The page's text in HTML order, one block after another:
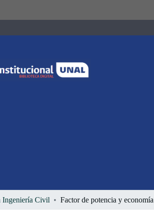
Ingeniería Civil Factor de potencia y economía